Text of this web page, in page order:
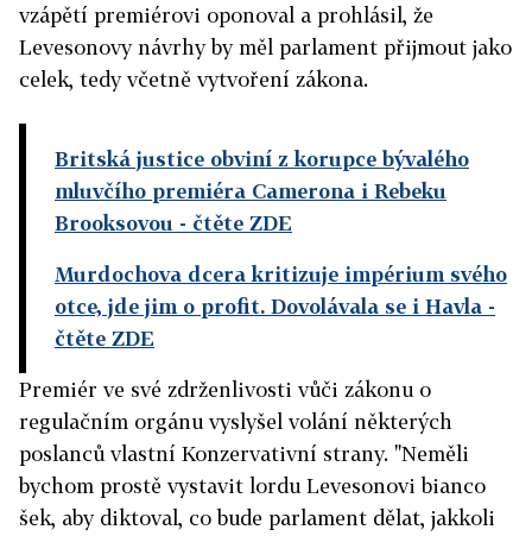
vzápětí premiérovi oponoval a prohlásil, že
Levesonovy návrhy by měl parlament přijmout jako
celek, tedy včetně vytvoření zákona.
Britská justice obviní z korupce bývalého
mluvčího premiéra Camerona i Rebeku
Brooksovou - čtěte ZDE
Murdochova dcera kritizuje impérium svého
otce, jde jim o profit. Dovolávala se i Havla -
čtěte ZDE
Premiér ve své zdrženlivosti vůči zákonu o
regulačním orgánu vyslyšel volání některých
poslanců vlastní Konzervativní strany. "Neměli
bychom prostě vystavit lordu Levesonovi bianco
šek, aby diktoval, co bude parlament dělat, jakkoli